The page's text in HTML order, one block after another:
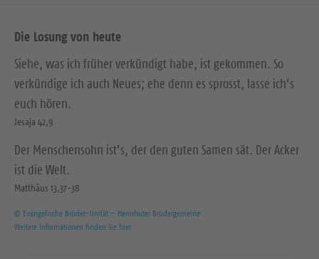
Die Losung von heute
Siehe, was ich früher verkündigt habe, ist gekommen. So
verkündige ich auch Neues; ehe denn es sprosst, lasse ich’s
euch hören.
Jesaja 42,9
Der Menschensohn ist’s, der den guten Samen sät. Der Acker
ist die Welt.
Matthäus 13,37-38
© Evangelische Brüder-Unität – Herrnhuter Brüdergemeine
Weitere Informationen finden Sie hier